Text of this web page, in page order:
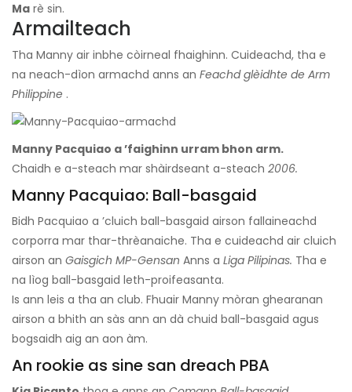
Ma rè sin.
Armailteach
Tha Manny air inbhe còirneal fhaighinn. Cuideachd, tha e
na neach-dìon armachd anns an Feachd glèidhte de Arm
Philippine .
Manny Pacquiao a ’faighinn urram bhon arm.
Chaidh e a-steach mar shàirdseant a-steach 2006.
Manny Pacquiao: Ball-basgaid
Bidh Pacquiao a ’cluich ball-basgaid airson fallaineachd
corporra mar thar-thrèanaiche. Tha e cuideachd air cluich
airson an Gaisgich MP-Gensan Anns a Liga Pilipinas. Tha e
na lìog ball-basgaid leth-proifeasanta.
Is ann leis a tha an club. Fhuair Manny mòran ghearanan
airson a bhith an sàs ann an dà chuid ball-basgaid agus
bogsaidh aig an aon àm.
An rookie as sine san dreach PBA